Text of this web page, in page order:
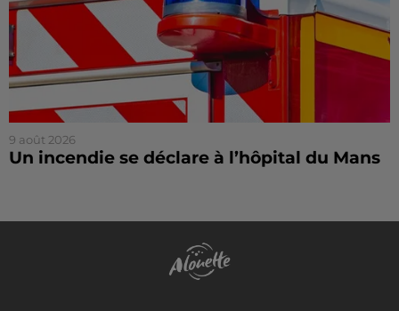
9 août 2026
Un incendie se déclare à l’hôpital du Mans